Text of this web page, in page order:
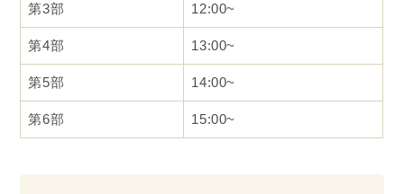
第3部 12:00~
第4部 13:00~
第5部 14:00~
第6部 15:00~